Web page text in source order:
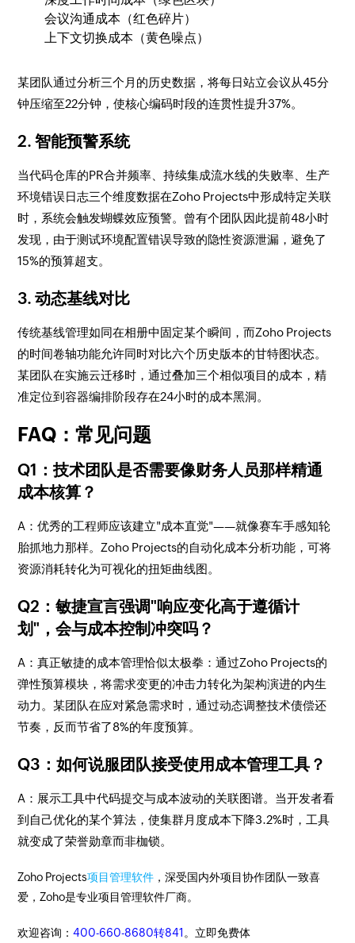
会议沟通成本（红色碎片）
上下文切换成本（黄色噪点）
某团队通过分析三个月的历史数据，将每日站立会议从45分
钟压缩至22分钟，使核心编码时段的连贯性提升37%。
2. 智能预警系统
当代码仓库的PR合并频率、持续集成流水线的失败率、生产
环境错误日志三个维度数据在Zoho Projects中形成特定关联
时，系统会触发蝴蝶效应预警。曾有个团队因此提前48小时
发现，由于测试环境配置错误导致的隐性资源泄漏，避免了
15%的预算超支。
3. 动态基线对比
传统基线管理如同在相册中固定某个瞬间，而Zoho Projects
的时间卷轴功能允许同时对比六个历史版本的甘特图状态。
某团队在实施云迁移时，通过叠加三个相似项目的成本，精
准定位到容器编排阶段存在24小时的成本黑洞。
FAQ：常见问题
Q1：技术团队是否需要像财务人员那样精通
成本核算？
A：优秀的工程师应该建立"成本直觉"——就像赛车手感知轮
胎抓地力那样。Zoho Projects的自动化成本分析功能，可将
资源消耗转化为可视化的扭矩曲线图。
Q2：敏捷宣言强调"响应变化高于遵循计
划"，会与成本控制冲突吗？
A：真正敏捷的成本管理恰似太极拳：通过Zoho Projects的
弹性预算模块，将需求变更的冲击力转化为架构演进的内生
动力。某团队在应对紧急需求时，通过动态调整技术债偿还
节奏，反而节省了8%的年度预算。
Q3：如何说服团队接受使用成本管理工具？
A：展示工具中代码提交与成本波动的关联图谱。当开发者看
到自己优化的某个算法，使集群月度成本下降3.2%时，工具
就变成了荣誉勋章而非枷锁。
Zoho Projects项目管理软件 ，深受国内外项目协作团队一致喜
爱，Zoho是专业项目管理软件厂商。
欢迎咨询：400-660-8680转841 。立即免费体